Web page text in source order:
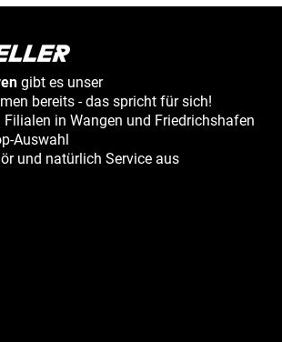
gibt es unser
bereits - das spricht für sich!
Filialen in Wangen und Friedrichshafen
Auswahl
und natürlich Service aus